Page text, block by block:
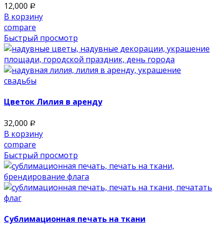
12,000 Р
В корзину
compare
Быстрый просмотр
Цветок Лилия в аренду
32,000 Р
В корзину
compare
Быстрый просмотр
Сублимационная печать на ткани